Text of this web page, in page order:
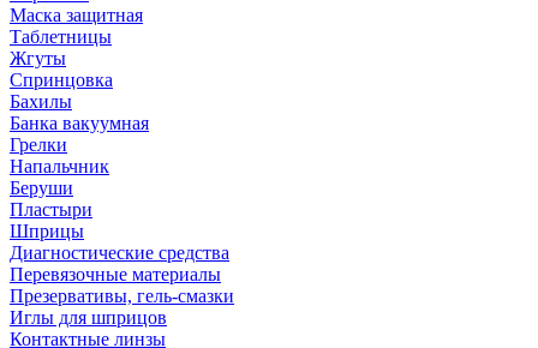
Маска защитная
Таблетницы
Жгуты
Спринцовка
Бахилы
Банка вакуумная
Грелки
Напальчник
Беруши
Пластыри
Шприцы
Диагностические средства
Перевязочные материалы
Презервативы, гель-смазки
Иглы для шприцов
Контактные линзы